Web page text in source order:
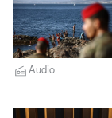
Audio